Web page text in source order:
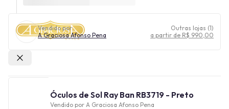
Vendido por
A Graciosa Afonso Pena
Outras lojas (1)
a partir de R$ 990,00
Óculos de Sol Ray Ban RB3719 - Preto
Vendido por A Graciosa Afonso Pena